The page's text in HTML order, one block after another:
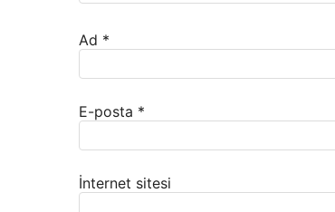
Ad *
E-posta *
İnternet sitesi